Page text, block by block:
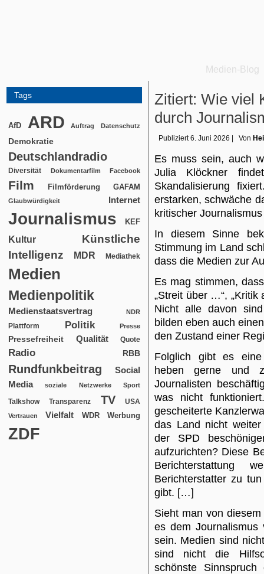
Medien-Blog
Tags
AfD ARD Auftrag Datenschutz
Demokratie
Deutschlandradio
Diversität Dokumentarfilm Facebook
Film Filmförderung GAFAM
Glaubwürdigkeit Internet
Journalismus KEF
Kultur
Künstliche
Intelligenz
MDR Mediathek
Medien
Medienpolitik
Medienstaatsvertrag NDR
Plattform Politik Presse
Pressefreiheit Qualität Quote
Radio RBB
Rundfunkbeitrag
Social
Media
soziale Netzwerke Sport
Talkshow Transparenz TV USA
Vertrauen Vielfalt WDR Werbung
ZDF
Zitiert: Wie viel
durch
Publiziert 6. Juni 2026 Von
Es muss sein, auch
Julia Klöckner
Skandalisierung
erstarken, schwäche
kritischer
In diesem Sinne
Stimmung im Land
dass die Medien zur
Es mag stimmen,
„Streit über …“,
Nicht alle davon
bilden eben auch
den Zustand einer
Folglich gibt es eine
heben gerne und
Journalisten
was nicht
gescheiterte
das Land nicht
der SPD
aufzurichten? Diese
Berichterstattung
Berichterstatter zu
gibt. […]
Sieht man von
es dem
sein. Medien sind
sind nicht die
schönste